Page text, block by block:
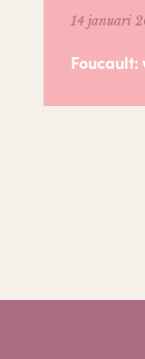
14 januari